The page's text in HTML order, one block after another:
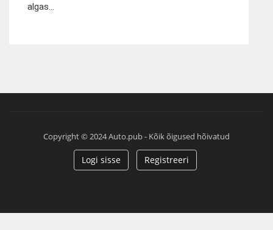
algas...
Copyright © 2024 Auto.pub - Kõik õigused hõivatud
Logi sisse Registreeri